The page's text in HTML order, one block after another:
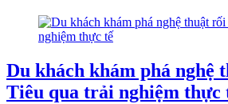
Du khách khám phá nghệ
Tiêu qua trải nghiệm thực